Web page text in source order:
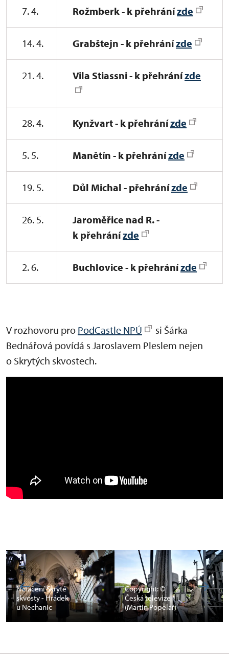
7. 4. Rožmberk - k přehránízde
14. 4. Grabštejn - k přehránízde
21. 4. Vila Stiassni - k přehránízde
28. 4. Kynžvart - k přehránízde
5. 5. Manětín - k přehránízde
19. 5. Důl Michal - přehránízde
26. 5.
Jaroměřice nad R. -
k přehránízde
2. 6. Buchlovice - k přehránízde
V rozhovoru pro PodCastle NPÚ
si Šárka
Bednářová povídá s Jaroslavem Pleslem nejen
o Skrytých skvostech.
Natáčení Skryté
skvosty - Hrádek
u Nechanic
Copyright: ©
Česká televize
(Martin Popelář)